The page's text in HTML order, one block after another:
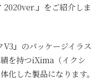
2020ver.』をご紹介しま
』のパッケージイラス
を持つiXima（イクシ
化した製品になります。